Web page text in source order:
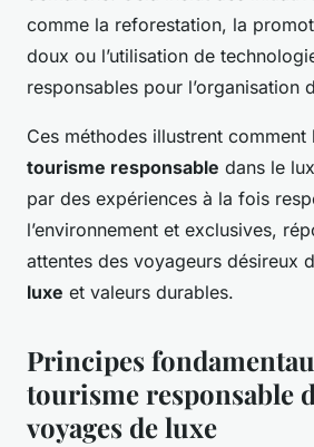
comme la reforestation, la
doux ou l’utilisation de
responsables pour l’organisation
Ces méthodes illustrent comment
tourisme responsable dans le
par des expériences à la fois
l’environnement et exclusives,
attentes des voyageurs désireux
luxe et valeurs durables.
Principes
tourisme responsable
voyages de luxe